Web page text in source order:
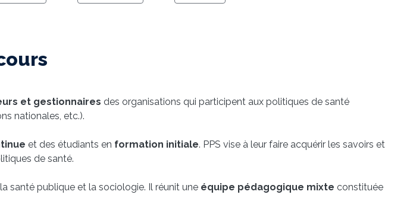
et gestionnaires des organisations qui participent aux politiques de santé
nationales, etc.).
et des étudiants en formation initiale. PPS vise à leur faire acquérir les savoirs et
de santé.
santé publique et la sociologie. Il réunit une équipe pédagogique mixte constituée